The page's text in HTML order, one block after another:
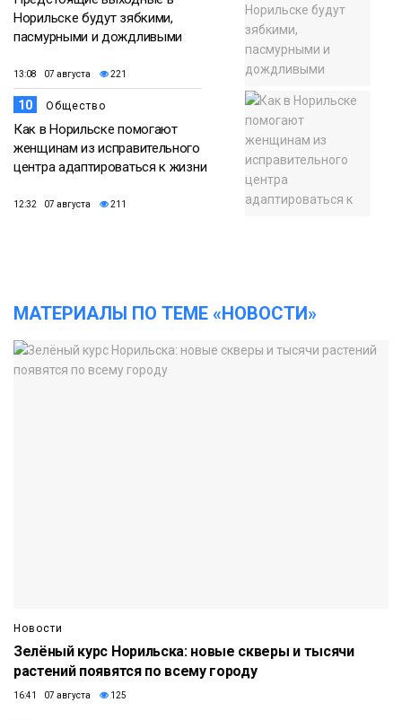
Норильске будут зябкими,
пасмурными и дождливыми
13:08 07 августа 221
10 Общество
Как в Норильске помогают
женщинам из исправительного
центра адаптироваться к жизни
12:32 07 августа 211
МАТЕРИАЛЫ ПО ТЕМЕ «НОВОСТИ»
Новости
Зелёный курс Норильска: новые скверы и тысячи
растений появятся по всему городу
16:41 07 августа 125